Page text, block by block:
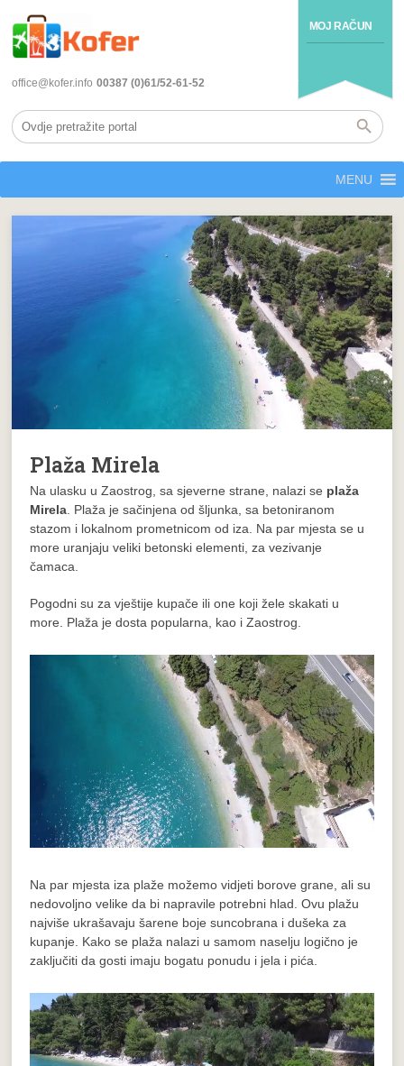
MOJ RAČUN
office@kofer.info 00387 (0)61/52-61-52
MENU
Plaža Mirela
Na ulasku u Zaostrog, sa sjeverne strane, nalazi se plaža
Mirela . Plaža je sačinjena od šljunka, sa betoniranom
stazom i lokalnom prometnicom od iza. Na par mjesta se u
more uranjaju veliki betonski elementi, za vezivanje
čamaca.
Pogodni su za vještije kupače ili one koji žele skakati u
more. Plaža je dosta popularna, kao i Zaostrog.
Na par mjesta iza plaže možemo vidjeti borove grane, ali su
nedovoljno velike da bi napravile potrebni hlad. Ovu plažu
najviše ukrašavaju šarene boje suncobrana i dušeka za
kupanje. Kako se plaža nalazi u samom naselju logično je
zaključiti da gosti imaju bogatu ponudu i jela i pića.